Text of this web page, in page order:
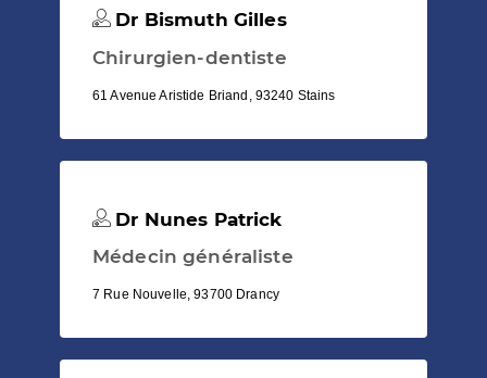
Dr Bismuth Gilles
Chirurgien-dentiste
61 Avenue Aristide Briand, 93240 Stains
Dr Nunes Patrick
Médecin généraliste
7 Rue Nouvelle, 93700 Drancy